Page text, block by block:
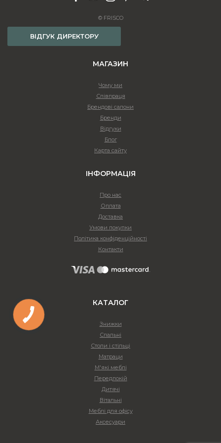
© FRISCO
ВІДГУК ДИРЕКТОРУ
МАГАЗИН
Чому ми
Співпраця
Брендові салони
Бренди
Відгуки
Блог
Карта сайту
ІНФОРМАЦІЯ
Про нас
Оплата
Доставка
Умови покупки
Політика конфіденційності
Контакти
КАТАЛОГ
Знижки
Спальні
Столи і стільці
Матраци
М'які меблі
Передпокій
Дитячі
Вітальні
Меблі для офісу
Аксесуари